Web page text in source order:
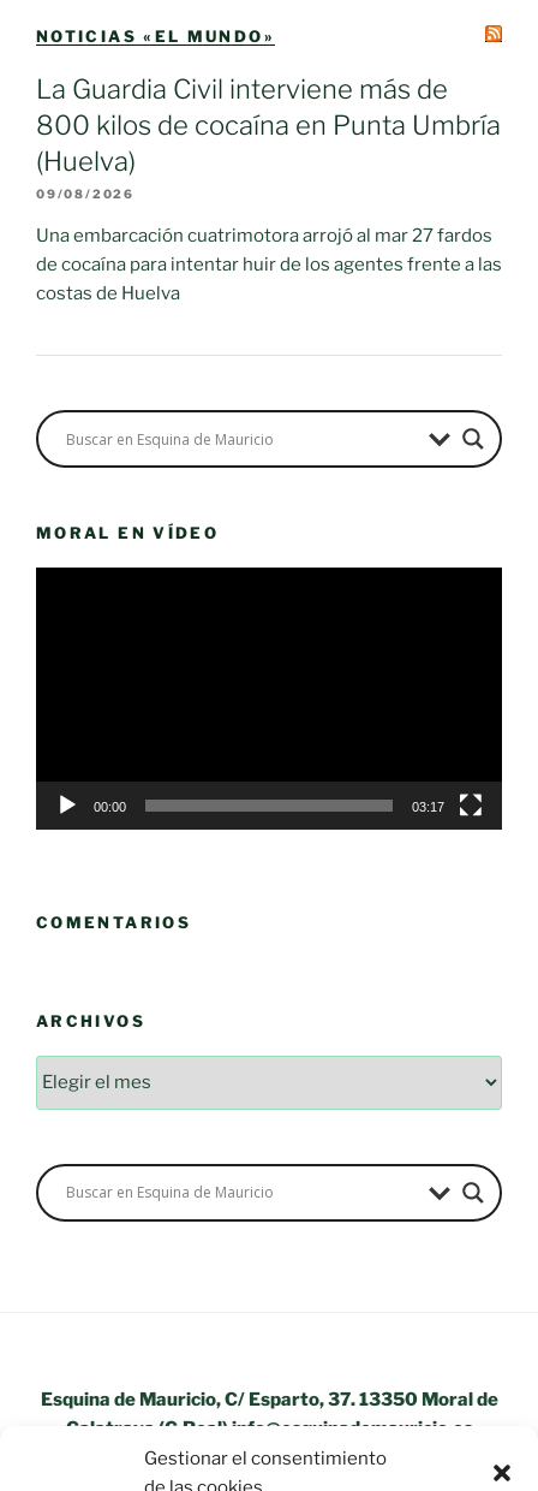
Gestionar el consentimiento
NOTICIAS «EL MUNDO»
La Guardia Civil interviene más de
800 kilos de cocaína en Punta Umbría
(Huelva)
09/08/2026
Una embarcación cuatrimotora arrojó al mar 27 fardos
de cocaína para intentar huir de los agentes frente a las
costas de Huelva
MORAL EN VÍDEO
00:00 03:17
COMENTARIOS
ARCHIVOS
Esquina de Mauricio, C/ Esparto, 37. 13350 Moral de
Calatrava (C.Real) info@esquinademauricio.es
«Aviso Legal»